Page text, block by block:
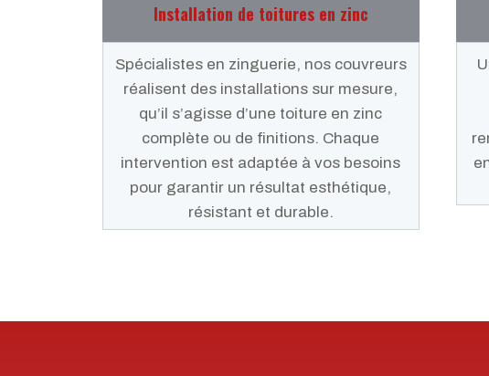
Installation de toitures en zinc
Spécialistes en zinguerie, nos couvreurs
réalisent des installations sur mesure,
qu’il s’agisse d’une toiture en zinc
complète ou de finitions. Chaque
intervention est adaptée à vos besoins
pour garantir un résultat esthétique,
résistant et durable.